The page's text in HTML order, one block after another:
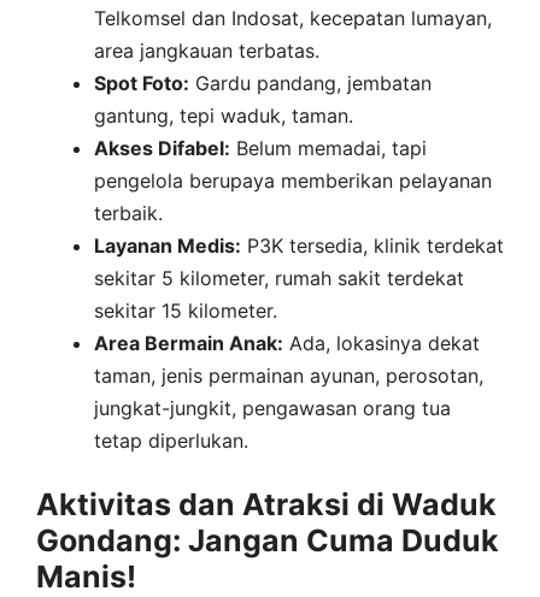
Telkomsel dan Indosat, kecepatan lumayan,
area jangkauan terbatas.
Spot Foto: Gardu pandang, jembatan
gantung, tepi waduk, taman.
Akses Difabel: Belum memadai, tapi
pengelola berupaya memberikan pelayanan
terbaik.
Layanan Medis: P3K tersedia, klinik terdekat
sekitar 5 kilometer, rumah sakit terdekat
sekitar 15 kilometer.
Area Bermain Anak: Ada, lokasinya dekat
taman, jenis permainan ayunan, perosotan,
jungkat-jungkit, pengawasan orang tua
tetap diperlukan.
Aktivitas dan Atraksi di Waduk
Gondang: Jangan Cuma Duduk
Manis!